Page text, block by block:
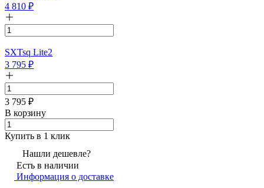
4 810 ₽
SXTsq Lite2
3 795 ₽
3 795 ₽
В корзину
Купить в 1 клик
Нашли дешевле?
Есть в наличии
Информация о доставке